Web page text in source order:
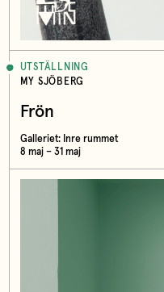
UTSTÄLLNING
MY SJÖBERG
Frön
Galleriet: Inre rummet
8 maj – 31 maj